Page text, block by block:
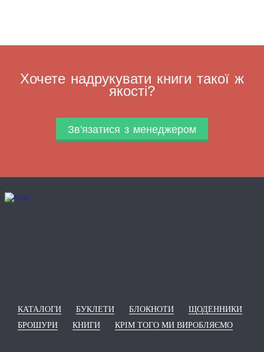
Хочете надрукувати книги такої ж
якості?
Зв'язатися з менеджером
КАТАЛОГИ БУКЛЕТИ БЛОКНОТИ
ЩОДЕННИКИ
БРОШУРИ
КНИГИ КРІМ ТОГО МИ ВИРОБЛЯЄМО